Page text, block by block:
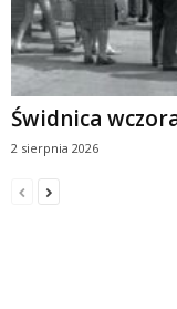
Świdnica
2 sierpnia 2026